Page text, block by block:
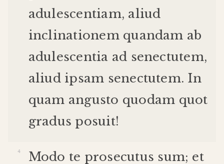
adulescentiam, aliud
inclinationem quandam ab
adulescentia ad senectutem,
aliud ipsam senectutem. In
quam angusto quodam quot
gradus posuit!
Modo te prosecutus sum; et